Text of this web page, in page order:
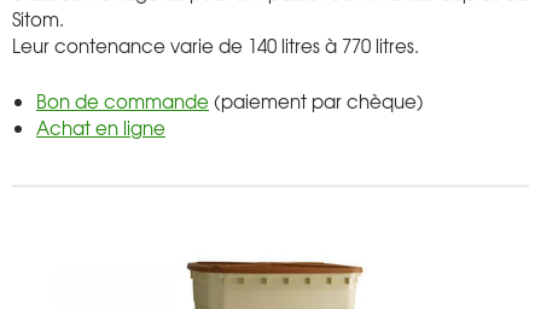
Sitom.
Leur contenance varie de 140 litres à 770 litres.
Bon de commande(paiement par chèque)
Achat en ligne